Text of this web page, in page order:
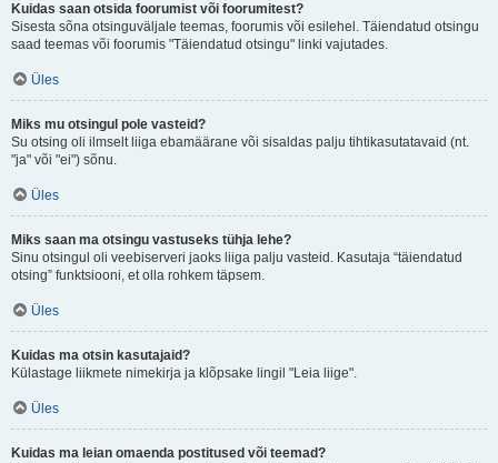
Kuidas saan otsida foorumist või foorumitest?
Sisesta sõna otsinguväljale teemas, foorumis või esilehel. Täiendatud otsingu
saad teemas või foorumis "Täiendatud otsingu" linki vajutades.
Üles
Miks mu otsingul pole vasteid?
Su otsing oli ilmselt liiga ebamäärane või sisaldas palju tihtikasutatavaid (nt.
"ja" või "ei") sõnu.
Üles
Miks saan ma otsingu vastuseks tühja lehe?
Sinu otsingul oli veebiserveri jaoks liiga palju vasteid. Kasutaja “täiendatud
otsing” funktsiooni, et olla rohkem täpsem.
Üles
Kuidas ma otsin kasutajaid?
Külastage liikmete nimekirja ja klõpsake lingil "Leia liige".
Üles
Kuidas ma leian omaenda postitused või teemad?